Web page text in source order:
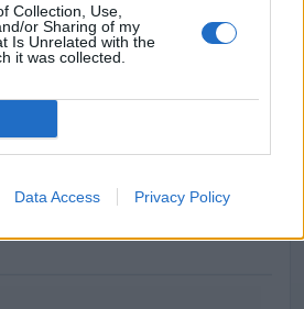
Collection, Use,
or Sharing of my
Is Unrelated with the
it was collected.
Data Access Privacy Policy
lavoratori ( art. 1 comma 10-15
i fondi interprofessionali per la